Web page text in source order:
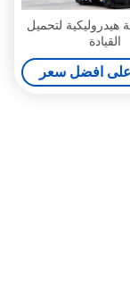
هيدروليكية لتحميل
القيادة
افضل سعر